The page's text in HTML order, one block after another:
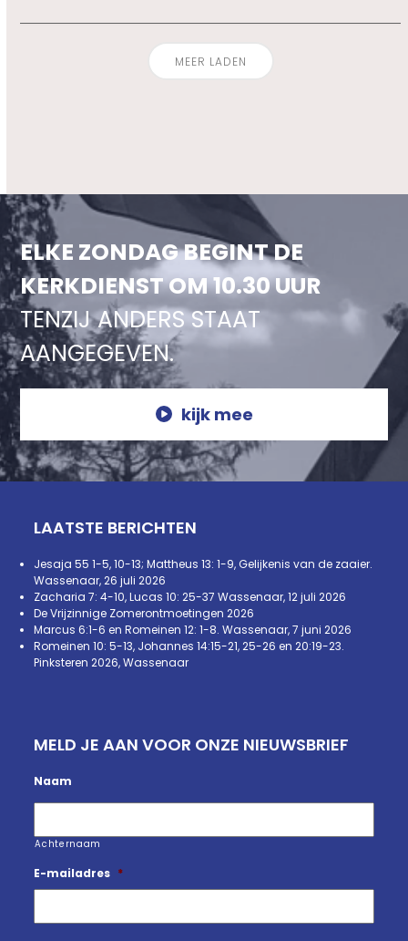
MEER LADEN
ELKE ZONDAG BEGINT DE
KERKDIENST OM 10.30 UUR
TENZIJ ANDERS STAAT
AANGEGEVEN.
kijk mee
LAATSTE BERICHTEN
Jesaja 55 1-5, 10-13; Mattheus 13: 1-9, Gelijkenis van de zaaier.
Wassenaar, 26 juli 2026
Zacharia 7: 4-10, Lucas 10: 25-37 Wassenaar, 12 juli 2026
De Vrijzinnige Zomerontmoetingen 2026
Marcus 6:1-6 en Romeinen 12: 1-8. Wassenaar, 7 juni 2026
Romeinen 10: 5-13, Johannes 14:15-21, 25-26 en 20:19-23.
Pinksteren 2026, Wassenaar
MELD JE AAN VOOR ONZE NIEUWSBRIEF
Naam
Achternaam
E-mailadres *